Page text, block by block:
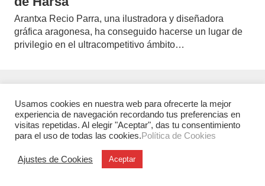
Arantxa Recio Parra, una ilustradora y diseñadora
gráfica aragonesa, ha conseguido hacerse un lugar de
privilegio en el ultracompetitivo ámbito…
Usamos cookies en nuestra web para ofrecerte la mejor
experiencia de navegación recordando tus preferencias en
visitas repetidas. Al elegir "Aceptar", das tu consentimiento
para el uso de todas las cookies.Política de Cookies
Ajustes de Cookies Aceptar